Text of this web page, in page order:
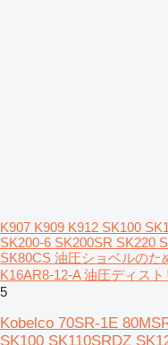
K907 K909 K912 SK100
SK200-6 SK200SR SK220
SK80CS 油圧ショベルのた
K16AR8-12-A 油圧ディスト
5
Kobelco 70SR-1E
SK100 SK110SRDZ